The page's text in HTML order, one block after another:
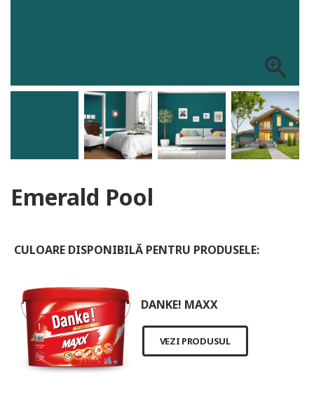
zoom_in
Emerald Pool
CULOARE DISPONIBILĂ PENTRU PRODUSELE:
DANKE! MAXX
VEZI PRODUSUL